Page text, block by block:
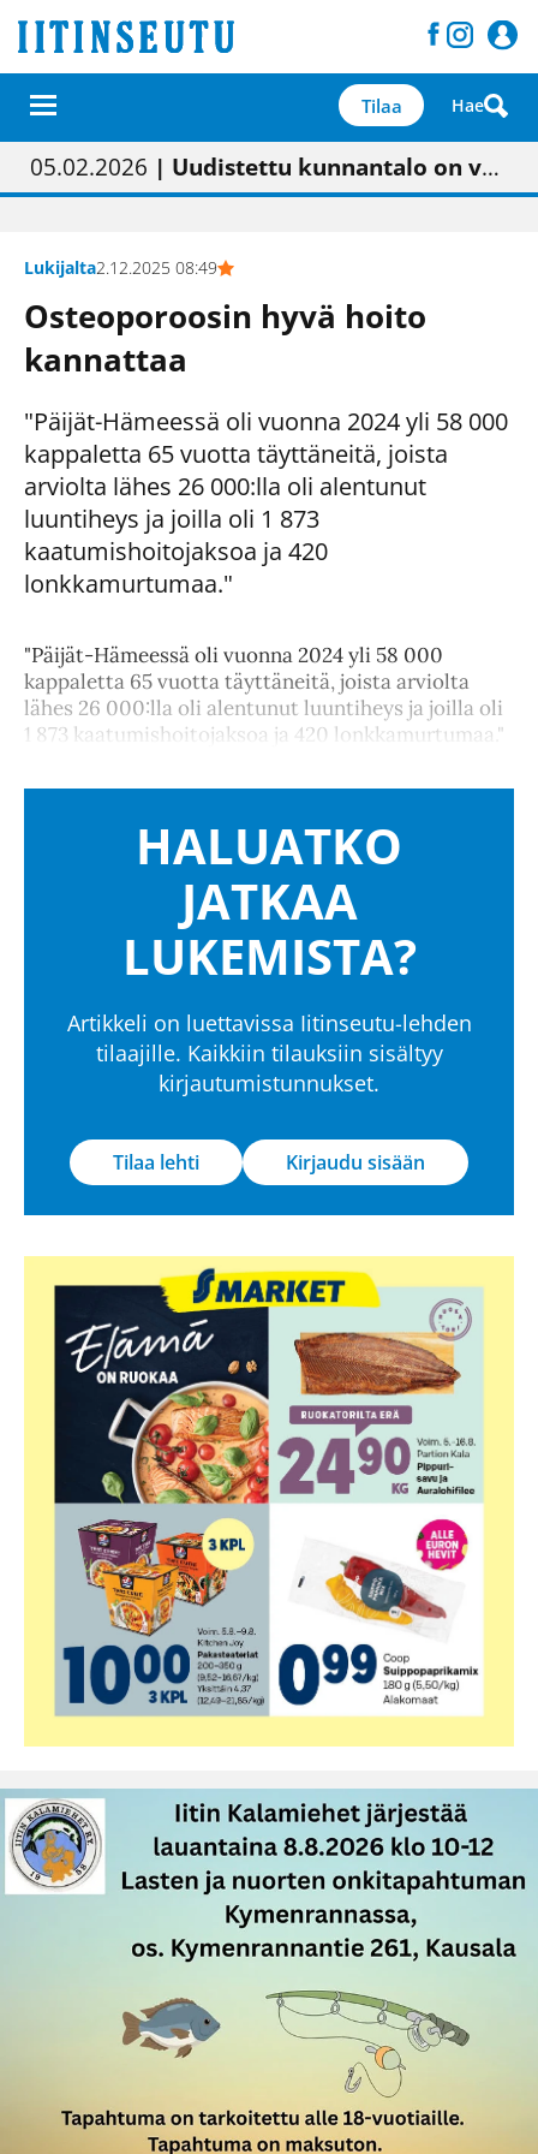
Tilaa Hae
01.02.2026 | Painon vaihtumisen pitäisi näkyä hieman parempana painojäljen laatuna lehdessä
05.02.2026 | Uudistettu kunnantalo on valoisa
23.04.2026 | “Olemme käynnistämässä uudelleen keskustavisiotyön”
09.05.2026| "Maalla on totuttu elämään omavaraisemmin kuin kaupungissa"
Lukijalta2.12.2025 08:49
Osteoporoosin hyvä hoito
kannattaa
"Päijät-Hämeessä oli vuonna 2024 yli 58 000
kappaletta 65 vuotta täyttäneitä, joista
arviolta lähes 26 000:lla oli alentunut
luuntiheys ja joilla oli 1 873
kaatumishoitojaksoa ja 420
lonkkamurtumaa."
"Päijät-Hämeessä oli vuonna 2024 yli 58 000
kappaletta 65 vuotta täyttäneitä, joista arviolta
lähes 26 000:lla oli alentunut luuntiheys ja joilla oli
1 873 kaatumishoitojaksoa ja 420 lonkkamurtumaa."
HALUATKO
JATKAA
LUKEMISTA?
Artikkeli on luettavissa Iitinseutu-lehden
tilaajille. Kaikkiin tilauksiin sisältyy
kirjautumistunnukset.
Tilaa lehti Kirjaudu sisään